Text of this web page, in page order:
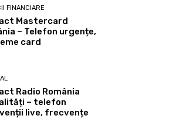
FINANCIARE
Mastercard
– Telefon urgențe,
card
Radio România
– telefon
live, frecvențe